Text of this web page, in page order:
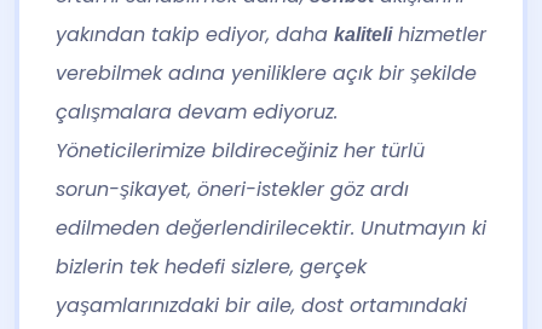
yakından takip ediyor, daha kalitelihizmetler
verebilmek adına yeniliklere açık bir şekilde
çalışmalara devam ediyoruz.
Yöneticilerimize bildireceğiniz her türlü
sorun-şikayet, öneri-istekler göz ardı
edilmeden değerlendirilecektir. Unutmayın ki
bizlerin tek hedefi sizlere, gerçek
yaşamlarınızdaki bir aile, dost ortamındaki